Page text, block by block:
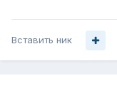
Вставить ник